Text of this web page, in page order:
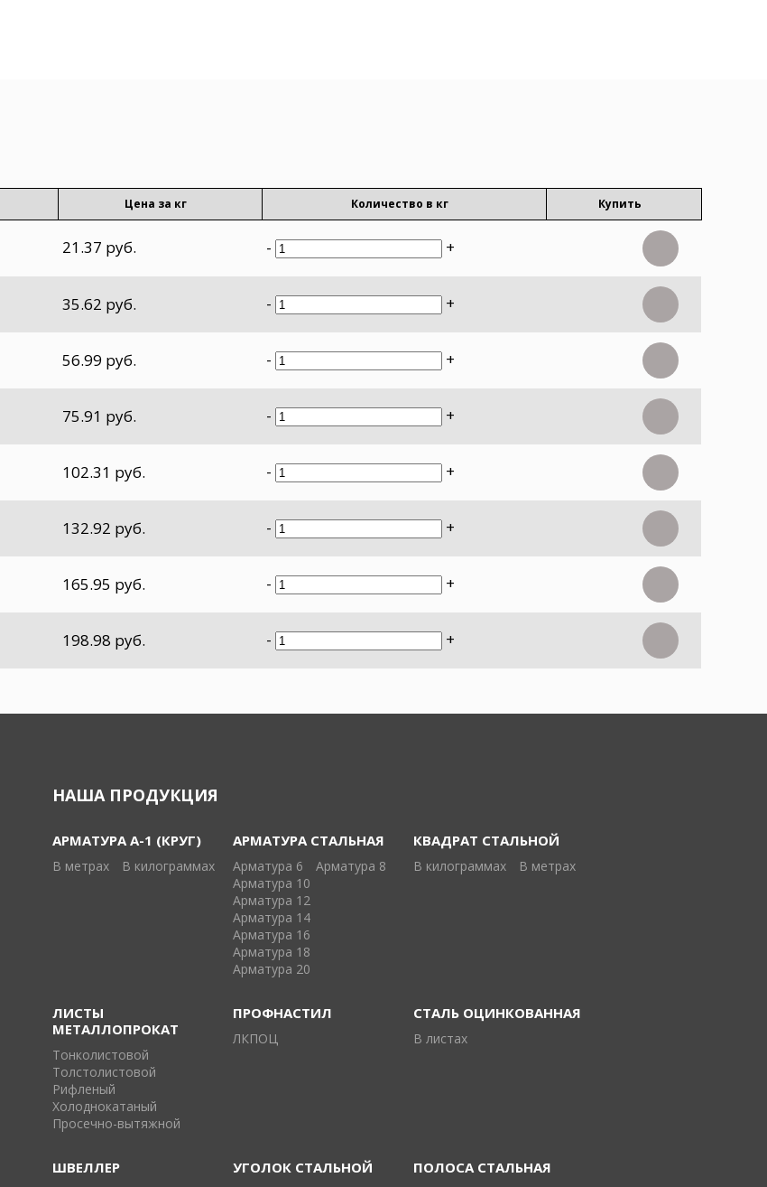
Цена за кг Количество в кг Купить
21.37 руб. - +
35.62 руб. - +
56.99 руб. - +
75.91 руб. - +
102.31 руб. - +
132.92 руб. - +
165.95 руб. - +
198.98 руб. - +
НАША ПРОДУКЦИЯ
АРМАТУРА А-1 (КРУГ)
В метрах В килограммах
АРМАТУРА СТАЛЬНАЯ
Арматура 6
Арматура 8
Арматура 10
Арматура 12
Арматура 14
Арматура 16
Арматура 18
Арматура 20
КВАДРАТ СТАЛЬНОЙ
В килограммах В метрах
ЛИСТЫ
МЕТАЛЛОПРОКАТ
Тонколистовой
Толстолистовой
Рифленый
Холоднокатаный
Проcечно-вытяжной
ПРОФНАСТИЛ
ЛКПОЦ
СТАЛЬ ОЦИНКОВАННАЯ
В листах
ШВЕЛЛЕР УГОЛОК СТАЛЬНОЙ ПОЛОСА СТАЛЬНАЯ